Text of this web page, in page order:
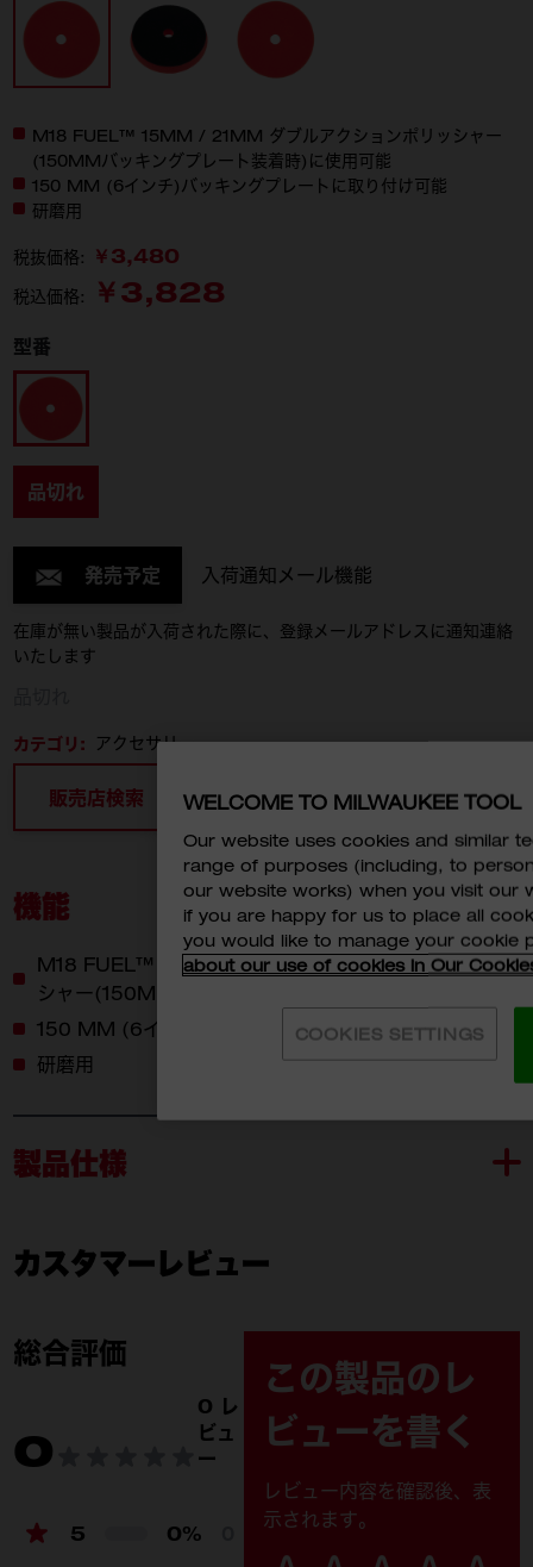
M18 FUEL™ 15MM / 21MM ダブルアクションポリッシャー
(150MMバッキングプレート装着時)に使用可能
150 MM (6インチ)バッキングプレートに取り付け可能
研磨用
税抜価格: ￥3,480
税込価格: ￥3,828
型番
49-36-0604
品切れ
発売予定 入荷通知メール機能
在庫が無い製品が入荷された際に、登録メールアドレスに通知連絡
いたします
カテゴリ: アクセサリー
販売店検索
機能
M18 FUEL™ 15MM / 21MM ダブルアクションポリッ
シャー(150MMバッキングプレート装着時)に使用可能
150 MM (6インチ)バッキングプレートに取り付け可能
研磨用
製品仕様
付属品
カスタマーレビュー
総合評価
0
0 レ
ビュ
ー
5 0%
この製品のレ
ビューを書く
レビュー内容を確認後、表
示されます。
WELCOME TO MILWAUKEE TOOL
Our website uses cookies and similar
range of purposes (including, to
our website works) when you visit our
if you are happy for us to place all
you would like to manage your cookie
about our use of cookies in Our
COOKIES SETTINGS